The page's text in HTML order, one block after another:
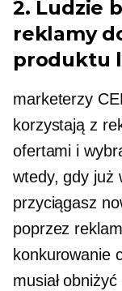
2. Ludzie
reklamy
produktu
marketerzy
korzystają z
ofertami i
wtedy, gdy już
przyciągasz
poprzez
konkurowanie
musiał